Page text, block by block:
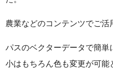
農業などのコンテンツでご活
パスのベクターデータで簡
小はもちろん色も変更が可能